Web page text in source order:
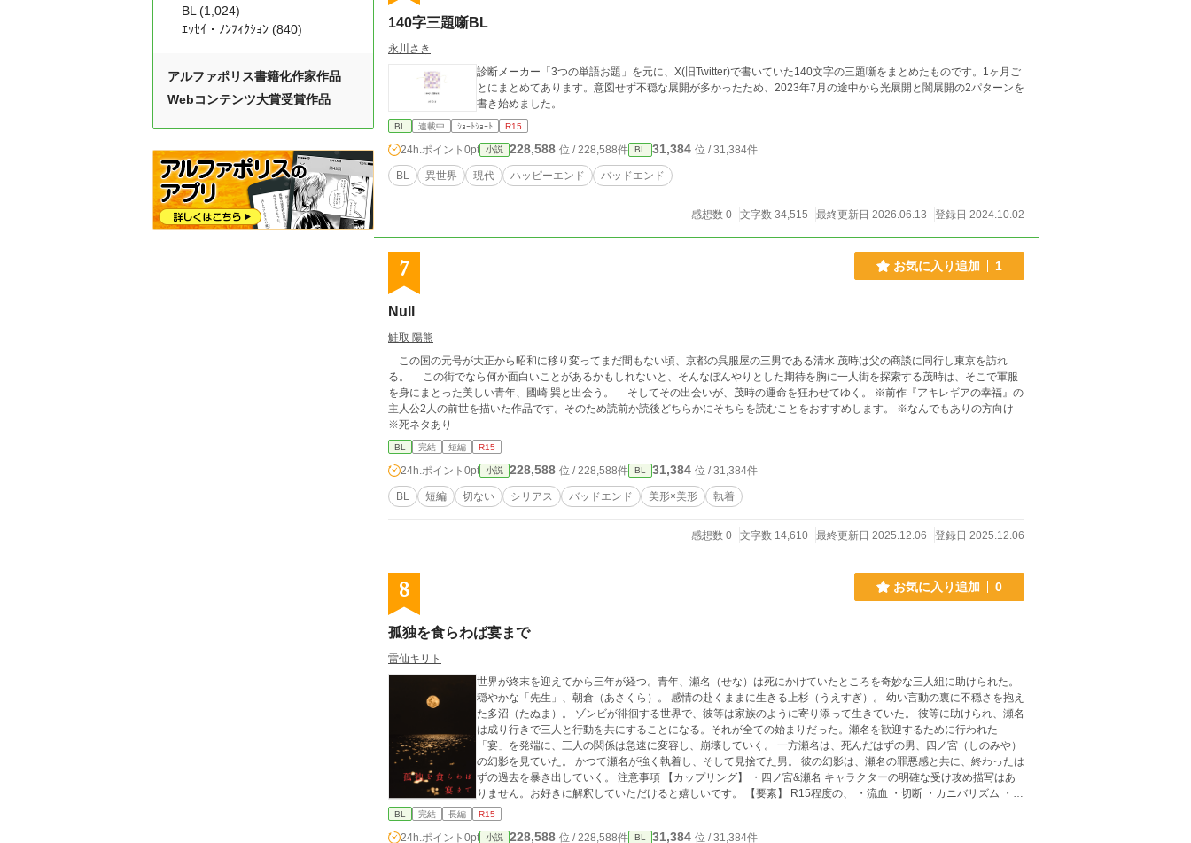
140字三題噺BL
永川さき
診断メーカー「3つの単語お題」を元に、X(旧Twitter)で書いていた140文字の三題噺をまとめたものです。1ヶ月ご
とにまとめてあります。意図せず不穏な展開が多かったため、2023年7月の途中から光展開と闇展開の2パターンを
書き始めました。
BL 連載中 ｼｮｰﾄｼｮｰﾄ R15
24h.ポイント 0pt 小説 228,588 位 / 228,588件 BL 31,384 位 / 31,384件
BL 異世界 現代 ハッピーエンド バッドエンド
感想数 0 文字数 34,515 最終更新日 2026.06.13 登録日 2024.10.02
7 お気に入り追加 1
Null
鮭取 陽熊
この国の元号が大正から昭和に移り変ってまだ間もない頃、京都の呉服屋の三男である清水 茂時は父の商談に同行し東京を訪れ
る。 この街でなら何か面白いことがあるかもしれないと、そんなぼんやりとした期待を胸に一人街を探索する茂時は、そこで軍服
を身にまとった美しい青年、國崎 巽と出会う。 そしてその出会いが、茂時の運命を狂わせてゆく。 ※前作『アキレギアの幸福』の
主人公2人の前世を描いた作品です。そのため読前か読後どちらかにそちらを読むことをおすすめします。 ※なんでもありの方向け
※死ネタあり
BL 完結 短編 R15
24h.ポイント 0pt 小説 228,588 位 / 228,588件 BL 31,384 位 / 31,384件
BL 短編 切ない シリアス バッドエンド 美形×美形 執着
感想数 0 文字数 14,610 最終更新日 2025.12.06 登録日 2025.12.06
8 お気に入り追加 0
孤独を食らわば宴まで
雷仙キリト
世界が終末を迎えてから三年が経つ。青年、瀬名（せな）は死にかけていたところを奇妙な三人組に助けられた。
穏やかな「先生」、朝倉（あさくら）。 感情の赴くままに生きる上杉（うえすぎ）。 幼い言動の裏に不穏さを抱え
た多沼（たぬま）。 ゾンビが徘徊する世界で、彼等は家族のように寄り添って生きていた。 彼等に助けられ、瀬名
は成り行きで三人と行動を共にすることになる。それが全ての始まりだった。瀬名を歓迎するために行われた
「宴」を発端に、三人の関係は急速に変容し、崩壊していく。 一方瀬名は、死んだはずの男、四ノ宮（しのみや）
の幻影を見ていた。 かつて瀬名が強く執着し、そして見捨てた男。 彼の幻影は、瀬名の罪悪感と共に、終わったは
ずの過去を暴き出していく。 注意事項 【カップリング】 ・四ノ宮&瀬名 キャラクターの明確な受け攻め描写はあ
りません。お好きに解釈していただけると嬉しいです。 【要素】 R15程度の、 ・流血 ・切断 ・カニバリズム ・虫
BL 完結 長編 R15
24h.ポイント 0pt 小説 228,588 位 / 228,588件 BL 31,384 位 / 31,384件
BL (1,024)
ｴｯｾｲ・ﾉﾝﾌｨｸｼｮﾝ (840)
アルファポリス書籍化作家作品
Webコンテンツ大賞受賞作品